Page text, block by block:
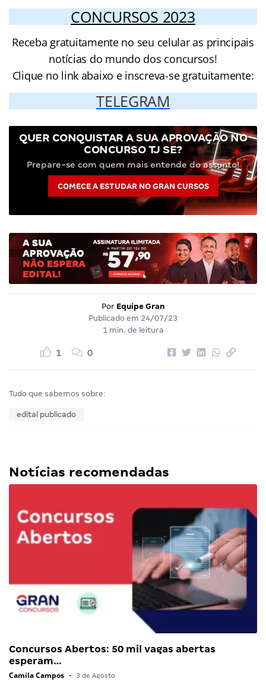
CONCURSOS 2023
Receba gratuitamente no seu celular as principais
notícias do mundo dos concursos!
Clique no link abaixo e inscreva-se gratuitamente:
TELEGRAM
QUER CONQUISTAR A SUA APROVAÇÃO NO
CONCURSO TJ SE?
Prepare-se com quem mais entende do assunto!
COMECE A ESTUDAR NO GRAN CURSOS
Por Equipe Gran
Publicado em 24/07/23
1 min. de leitura
1 0
Tudo que sabemos sobre:
edital publicado
Notícias recomendadas
Concursos Abertos: 50 mil vagas abertas
esperam…
Camila Campos • 3 de Agosto